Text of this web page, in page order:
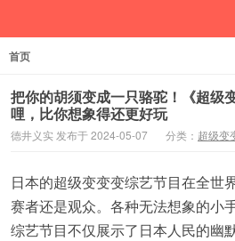
首页
把你的胡须变成一只骆驼！《超级
哩，比你想象得还更好玩
德井义实 发布于 2024-05-07 分类： 超级变
日本的超级变变变综艺节目在全世
赛者还是观众。各种无法想象的小
综艺节目不仅展示了日本人民的幽